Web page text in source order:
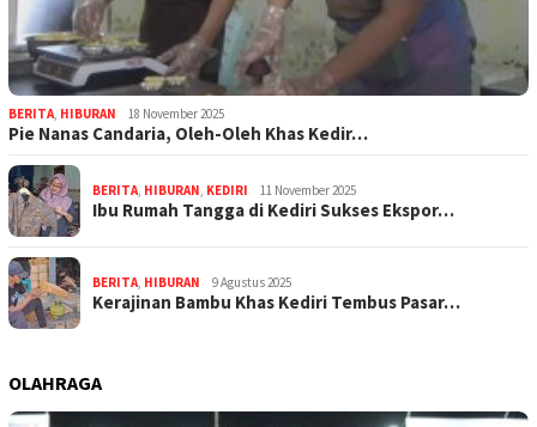
BERITA, HIBURAN 18 November 2025
Pie Nanas Candaria, Oleh-Oleh Khas Kedir…
BERITA, HIBURAN, KEDIRI 11 November 2025
Ibu Rumah Tangga di Kediri Sukses Ekspor…
BERITA, HIBURAN 9 Agustus 2025
Kerajinan Bambu Khas Kediri Tembus Pasar…
OLAHRAGA